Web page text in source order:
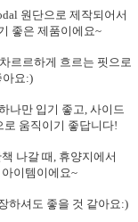
원단으로 제작되어서
좋은 제품이에요~
르르하게 흐르는 핏으로
아요:)
나만 입기 좋고, 사이드
움직이기 좋답니다!
나갈 때, 휴양지에서
이템이에요~
하셔도 좋을 것 같아요:)